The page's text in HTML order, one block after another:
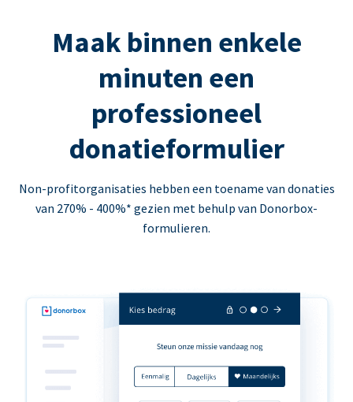
Maak binnen enkele
minuten een
professioneel
donatieformulier
Non-profitorganisaties hebben een toename van donaties
van 270% - 400%* gezien met behulp van Donorbox-
formulieren.